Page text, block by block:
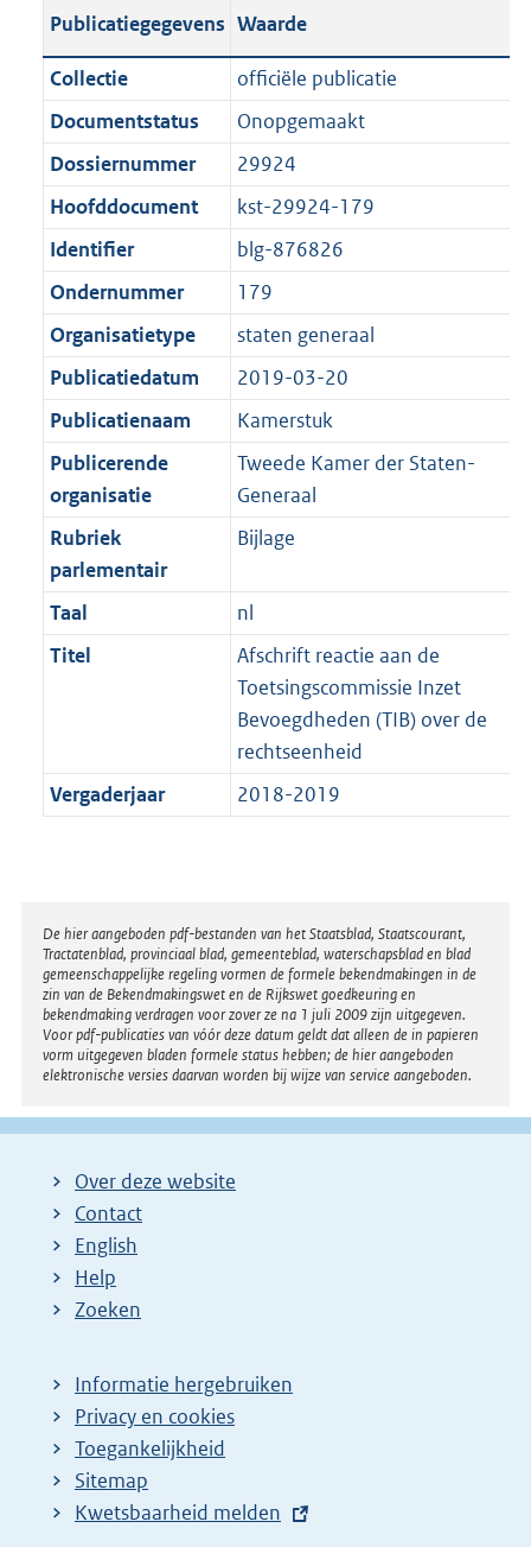
l
c
t
i
e
n
f
o
r
m
a
a
t
o
t
:
5
7
K
b
a
n
d
s
r
o
o
t
e
:
1
K
b
a
n
d
g
r
o
t
t
e
:
1
K
b
Publicatiegegevens Waarde
Collectie
officiële publicatie
Documentstatus
Onopgemaakt
Dossiernummer
29924
Hoofddocument
kst-29924-179
Identifier
blg-876826
Ondernummer
179
Organisatietype
staten generaal
Publicatiedatum
2019-03-20
Publicatienaam
Kamerstuk
Publicerende
organisatie
Tweede Kamer der Staten-
Generaal
Rubriek
parlementair
Bijlage
Taal
nl
Titel
Afschrift reactie aan de
Toetsingscommissie Inzet
Bevoegdheden (TIB) over de
rechtseenheid
Vergaderjaar
2018-2019
Disclaimer
De hier aangeboden pdf-bestanden van het Staatsblad, Staatscourant,
Tractatenblad, provinciaal blad, gemeenteblad, waterschapsblad en blad
gemeenschappelijke regeling vormen de formele bekendmakingen in de
zin van de Bekendmakingswet en de Rijkswet goedkeuring en
bekendmaking verdragen voor zover ze na 1 juli 2009 zijn uitgegeven.
Voor pdf-publicaties van vóór deze datum geldt dat alleen de in papieren
vorm uitgegeven bladen formele status hebben; de hier aangeboden
elektronische versies daarvan worden bij wijze van service aangeboden.
Over deze website
Contact
English
Help
Zoeken
Informatie hergebruiken
Privacy en cookies
Toegankelijkheid
Sitemap
E
Kwetsbaarheid melden